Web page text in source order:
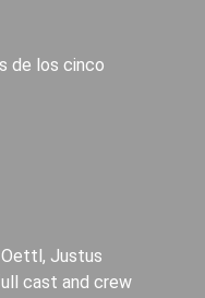
de los cinco
Oettl, Justus
cast and crew